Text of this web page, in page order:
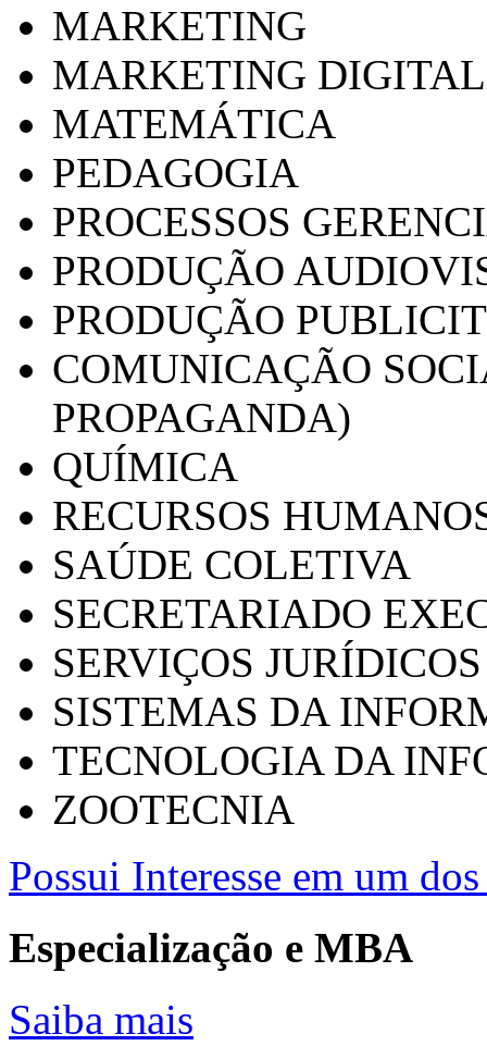
MARKETING
MARKETING DIGITAL
MATEMÁTICA
PEDAGOGIA
PROCESSOS
PRODUÇÃO
PRODUÇÃO
COMUNICAÇÃO
PROPAGANDA)
QUÍMICA
RECURSOS
SAÚDE COLETIVA
SECRETARIADO
SERVIÇOS
SISTEMAS DA
TECNOLOGIA DA
ZOOTECNIA
Possui Interesse em um
Especialização e MBA
Saiba mais